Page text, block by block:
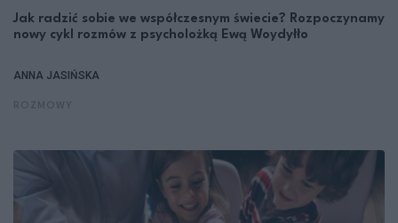
Jak radzić sobie we współczesnym świecie? Rozpoczynamy
nowy cykl rozmów z psycholożką Ewą Woydyłło
ANNA JASIŃSKA